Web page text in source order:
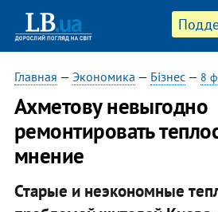
Главная — Экономика — Бізнес— 8
Ахметову невыгодно
ремонтировать
мнение
Старые и неэкономные